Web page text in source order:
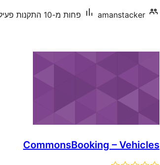
amanstacker פחות מ-10 התקנות פעילות
CommonsBooking – Vehicles